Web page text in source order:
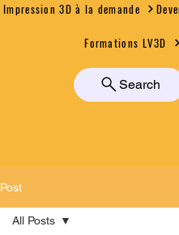
Impression 3D à la demande
Formations LV3D
Search
Post
All Posts